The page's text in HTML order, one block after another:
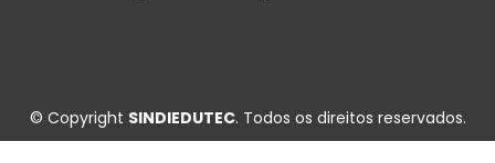
© Copyright SINDIEDUTEC. Todos os direitos reservados.